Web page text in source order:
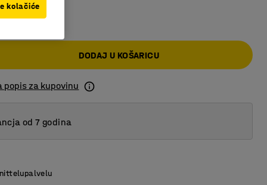
KM
DODAJ U KOŠARICU
popis za kupovinu
od 7 godina
kolačiće